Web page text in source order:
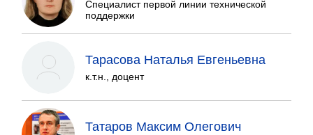
Специалист первой линии технической
поддержки
Тарасова Наталья Евгеньевна
к.т.н., доцент
Татаров Максим Олегович